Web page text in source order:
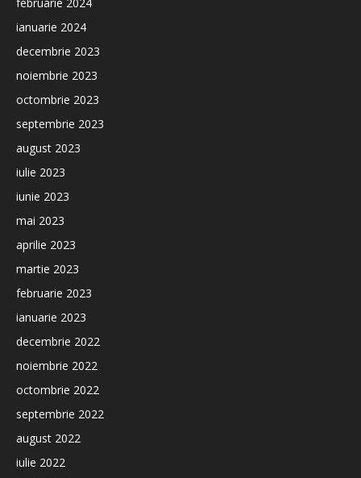
ianuarie 2024
decembrie 2023
noiembrie 2023
octombrie 2023
septembrie 2023
august 2023
iulie 2023
iunie 2023
mai 2023
aprilie 2023
martie 2023
februarie 2023
ianuarie 2023
decembrie 2022
noiembrie 2022
octombrie 2022
septembrie 2022
august 2022
iulie 2022